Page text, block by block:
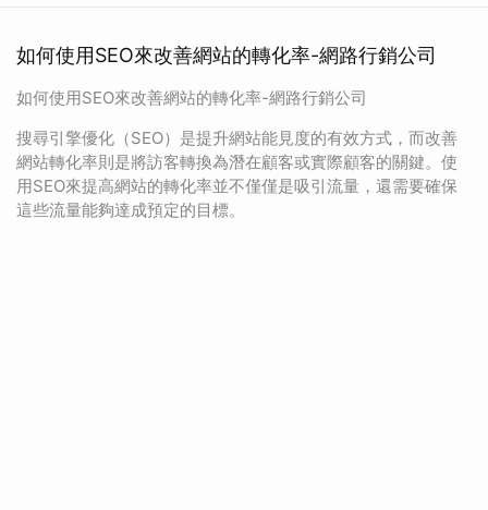
如何使用SEO來改善網站的轉化率-網路行銷公司
如何使用SEO來改善網站的轉化率-網路行銷公司
搜尋引擎優化（SEO）是提升網站能見度的有效方式，而改善
網站轉化率則是將訪客轉換為潛在顧客或實際顧客的關鍵。使
用SEO來提高網站的轉化率並不僅僅是吸引流量，還需要確保
這些流量能夠達成預定的目標。